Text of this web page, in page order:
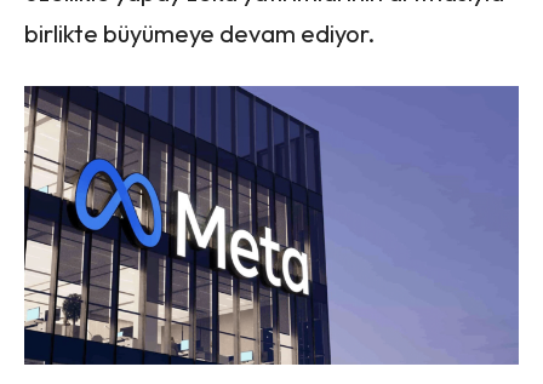
birlikte büyümeye devam ediyor.